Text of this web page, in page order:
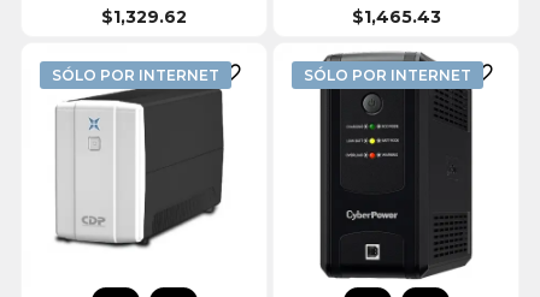
$1,329.62
$1,465.43
SÓLO POR INTERNET  SÓLO POR INTERNET 